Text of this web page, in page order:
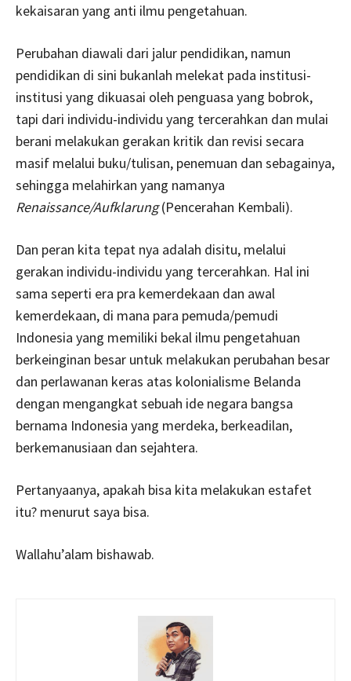
kekaisaran yang anti ilmu pengetahuan.
Perubahan diawali dari jalur pendidikan, namun
pendidikan di sini bukanlah melekat pada institusi-
institusi yang dikuasai oleh penguasa yang bobrok,
tapi dari individu-individu yang tercerahkan dan mulai
berani melakukan gerakan kritik dan revisi secara
masif melalui buku/tulisan, penemuan dan sebagainya,
sehingga melahirkan yang namanya
Renaissance/Aufklarung(Pencerahan Kembali).
Dan peran kita tepat nya adalah disitu, melalui
gerakan individu-individu yang tercerahkan. Hal ini
sama seperti era pra kemerdekaan dan awal
kemerdekaan, di mana para pemuda/pemudi
Indonesia yang memiliki bekal ilmu pengetahuan
berkeinginan besar untuk melakukan perubahan besar
dan perlawanan keras atas kolonialisme Belanda
dengan mengangkat sebuah ide negara bangsa
bernama Indonesia yang merdeka, berkeadilan,
berkemanusiaan dan sejahtera.
Pertanyaanya, apakah bisa kita melakukan estafet
itu? menurut saya bisa.
Wallahu’alam bishawab.